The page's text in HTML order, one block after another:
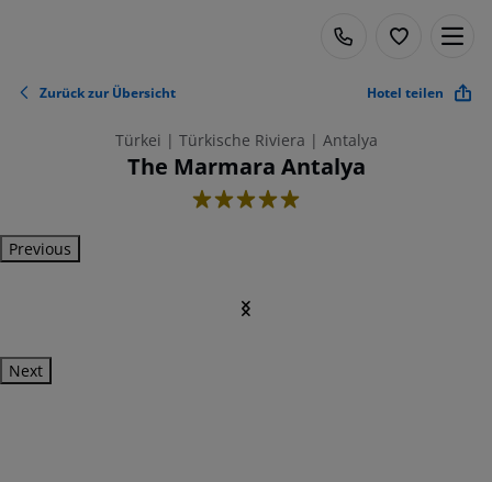
Zurück zur Übersicht Hotel teilen
Türkei | Türkische Riviera | Antalya
The Marmara Antalya
5
Previous
Next